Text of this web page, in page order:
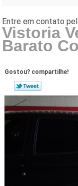
Vistoria
Barato
Gostou? compartilhe!